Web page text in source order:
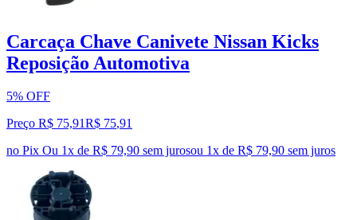
Carcaça Chave Canivete Nissan Kicks
Reposição Automotiva
5% OFF
Preço R$ 75,91R$ 75,91
no Pix Ou 1x de R$ 79,90 sem jurosou 1x de R$ 79,90 sem juros